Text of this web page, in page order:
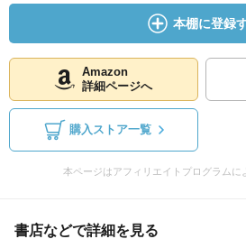
本棚に登録
Amazon
詳細ページへ
購入ストア一覧
本ページはアフィリエイトプログラムに
書店などで詳細を見る